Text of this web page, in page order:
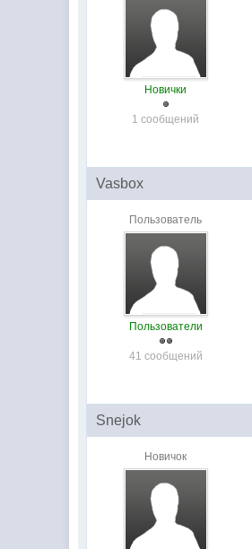
Новички
1 сообщений
Vasbox
Пользователь
Пользователи
41 сообщений
Snejok
Новичок